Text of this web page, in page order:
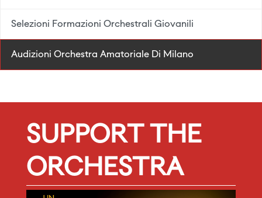
Selezioni Formazioni Orchestrali Giovanili
Audizioni Orchestra Amatoriale Di Milano
SUPPORT THE
ORCHESTRA